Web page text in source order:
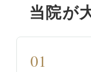
当院が
01